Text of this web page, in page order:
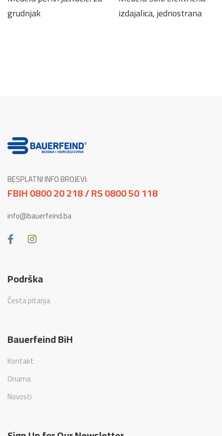
grudnjak
izdajalica, jednostrana
BESPLATNI INFO BROJEVI:
FBIH 0800 20 218 / RS 0800 50 118
info@bauerfeind.ba
Podrška
Česta pitanja
Bauerfeind BiH
Kontakt
Onama
Novosti